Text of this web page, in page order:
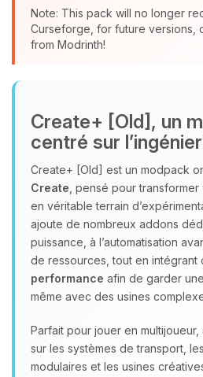
Note: This pack will no longer
Curseforge, for future versions,
from Modrinth!
Create+ [Old], un
centré sur
Create+ [Old] est un modpack
Create , pensé pour
en véritable terrain
ajoute de nombreux addons
puissance, à l’automatisation
de ressources, tout en intégrant
performance afin de garder
même avec des usines
Parfait pour jouer en multijoueur,
sur les systèmes de transport,
modulaires et les usines